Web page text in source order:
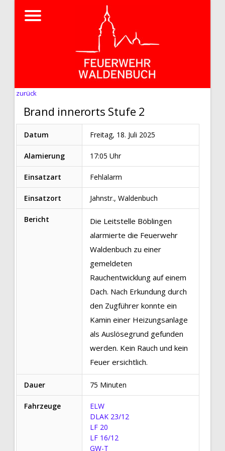
zurück
Brand innerorts Stufe 2
Datum Freitag, 18. Juli 2025
Alamierung 17:05 Uhr
Einsatzart Fehlalarm
Einsatzort Jahnstr., Waldenbuch
Bericht
Die Leitstelle Böblingen
alarmierte die Feuerwehr
Waldenbuch zu einer
gemeldeten
Rauchentwicklung auf einem
Dach. Nach Erkundung durch
den Zugführer konnte ein
Kamin einer Heizungsanlage
als Auslösegrund gefunden
werden. Kein Rauch und kein
Feuer ersichtlich.
Dauer 75 Minuten
Fahrzeuge
ELW
DLAK 23/12
LF 20
LF 16/12
GW-T